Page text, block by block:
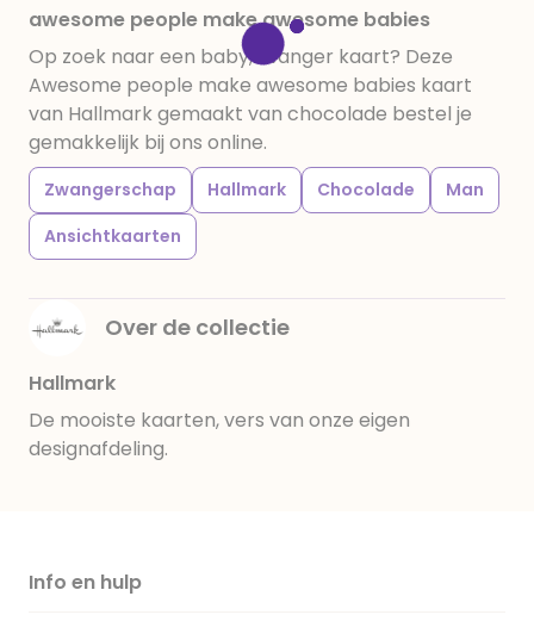
E433, kleurstoffen: E102, E110, E122: kan de activiteit en
concentratie van kinderen negatief beïnvloeden,
E133, E151. Chocolade bevat ten minste 34%
cacaobestanddelen. Kan sporen van gluten
bevatten. Koel en droog bewaren.
awesome people make awesome babies
Op zoek naar een baby,zwanger kaart? Deze
Awesome people make awesome babies kaart
van Hallmark gemaakt van chocolade bestel je
gemakkelijk bij ons online.
Zwangerschap Hallmark Chocolade
Man
Ansichtkaarten
Over de collectie
Hallmark
De mooiste kaarten, vers van onze eigen
designafdeling.
Info en hulp